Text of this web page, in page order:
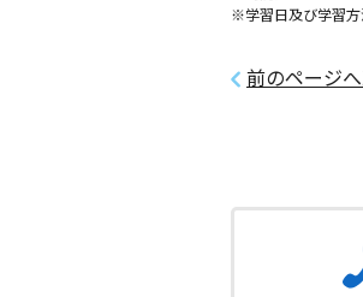
※学習日及び学習方
前のページ